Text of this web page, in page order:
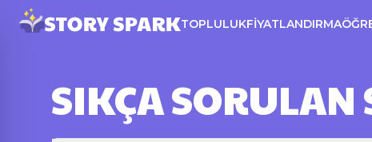
TOPLULUKFIYATLANDIRMA
SIKÇA SORULAN